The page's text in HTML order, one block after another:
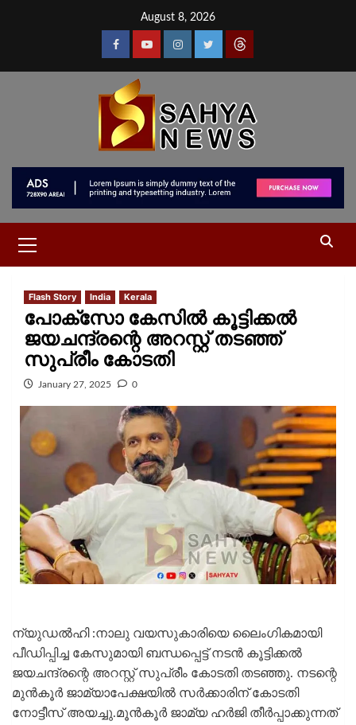
August 8, 2026
Flash Story India Kerala
പോക്‌സോ കേസില്‍ കൂട്ടിക്കല്‍
ജയചന്ദ്രന്റെ അറസ്റ്റ് തടഞ്ഞ്
സുപ്രീം കോടതി
January 27, 2025 0
ന്യുഡൽഹി :നാലു വയസുകാരിയെ ലൈംഗികമായി
പീഡിപ്പിച്ച കേസുമായി ബന്ധപ്പെട്ട് നടന്‍ കൂട്ടിക്കല്‍
ജയചന്ദ്രന്റെ അറസ്റ്റ് സുപ്രീം കോടതി തടഞ്ഞു. നടന്റെ
മുന്‍കൂര്‍ ജാമ്യാപേക്ഷയില്‍ സര്‍ക്കാരിന് കോടതി
നോട്ടീസ് അയച്ചു.മൂന്‍കൂര്‍ ജാമ്യ ഹര്‍ജി തീര്‍പ്പാക്കുന്നത്